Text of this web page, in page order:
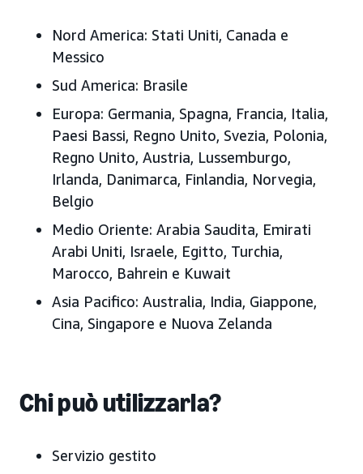
Nord America: Stati Uniti, Canada e
Messico
Sud America: Brasile
Europa: Germania, Spagna, Francia, Italia,
Paesi Bassi, Regno Unito, Svezia, Polonia,
Regno Unito, Austria, Lussemburgo,
Irlanda, Danimarca, Finlandia, Norvegia,
Belgio
Medio Oriente: Arabia Saudita, Emirati
Arabi Uniti, Israele, Egitto, Turchia,
Marocco, Bahrein e Kuwait
Asia Pacifico: Australia, India, Giappone,
Cina, Singapore e Nuova Zelanda
Chi può utilizzarla?
Servizio gestito